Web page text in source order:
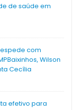
de saúde em
com
Wilson
Cecília
efetivo para